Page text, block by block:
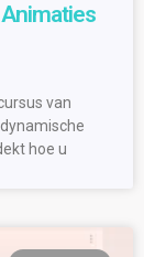
van
hoe u